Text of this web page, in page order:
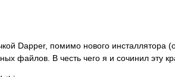
Dapper, помимо нового инсталлятора
файлов. В честь чего я и сочинил эту